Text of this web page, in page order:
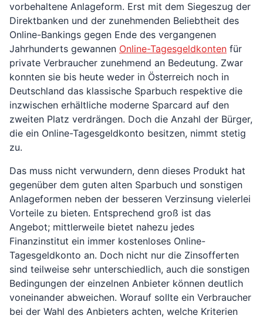
vorbehaltene Anlageform. Erst mit dem Siegeszug der
Direktbanken und der zunehmenden Beliebtheit des
Online-Bankings gegen Ende des vergangenen
Jahrhunderts gewannen Online-Tagesgeldkonten für
private Verbraucher zunehmend an Bedeutung. Zwar
konnten sie bis heute weder in Österreich noch in
Deutschland das klassische Sparbuch respektive die
inzwischen erhältliche moderne Sparcard auf den
zweiten Platz verdrängen. Doch die Anzahl der Bürger,
die ein Online-Tagesgeldkonto besitzen, nimmt stetig
zu.
Das muss nicht verwundern, denn dieses Produkt hat
gegenüber dem guten alten Sparbuch und sonstigen
Anlageformen neben der besseren Verzinsung vielerlei
Vorteile zu bieten. Entsprechend groß ist das
Angebot; mittlerweile bietet nahezu jedes
Finanzinstitut ein immer kostenloses Online-
Tagesgeldkonto an. Doch nicht nur die Zinsofferten
sind teilweise sehr unterschiedlich, auch die sonstigen
Bedingungen der einzelnen Anbieter können deutlich
voneinander abweichen. Worauf sollte ein Verbraucher
bei der Wahl des Anbieters achten, welche Kriterien